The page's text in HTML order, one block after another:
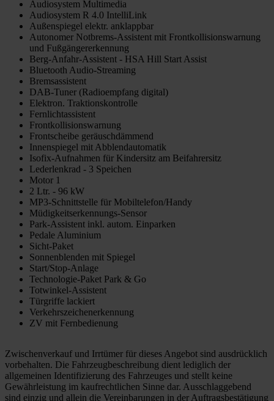
Audiosystem Multimedia
Audiosystem R 4.0 IntelliLink
Außenspiegel elektr. anklappbar
Autonomer Notbrems-Assistent mit Frontkollisionswarnung
und Fußgängererkennung
Berg-Anfahr-Assistent - HSA Hill Start Assist
Bluetooth Audio-Streaming
Bremsassistent
DAB-Tuner (Radioempfang digital)
Elektron. Traktionskontrolle
Fernlichtassistent
Frontkollisionswarnung
Frontscheibe geräuschdämmend
Innenspiegel mit Abblendautomatik
Isofix-Aufnahmen für Kindersitz am Beifahrersitz
Lederlenkrad - 3 Speichen
Motor 1
2 Ltr. - 96 kW
MP3-Schnittstelle für Mobiltelefon/Handy
Müdigkeitserkennungs-Sensor
Park-Assistent inkl. autom. Einparken
Pedale Aluminium
Sicht-Paket
Sonnenblenden mit Spiegel
Start/Stop-Anlage
Technologie-Paket Park & Go
Totwinkel-Assistent
Türgriffe lackiert
Verkehrszeichenerkennung
ZV mit Fernbedienung
Zwischenverkauf und Irrtümer für dieses Angebot sind ausdrücklich
vorbehalten. Die Fahrzeugbeschreibung dient lediglich der
allgemeinen Identifizierung des Fahrzeuges und stellt keine
Gewährleistung im kaufrechtlichen Sinne dar. Ausschlaggebend
sind einzig und allein die Vereinbarungen in der Auftragsbestätigung